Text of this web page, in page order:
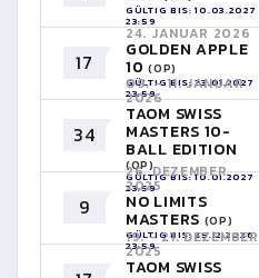
GÜLTIG BIS: 10.03.2027
23:59
17
24. JANUAR 2026
GOLDEN APPLE
10(OP)
GÜLTIG BIS: 23.01.2027
23:59
34
09. - 11. JANUAR
2026
TAOM SWISS
MASTERS 10-
BALL EDITION
(OP)
GÜLTIG BIS: 10.01.2027
23:59
9
26. DEZEMBER
2025
NO LIMITS
MASTERS (OP)
GÜLTIG BIS: 25.12.2026
23:59
19. - 21. DEZEMBER
2025
TAOM SWISS